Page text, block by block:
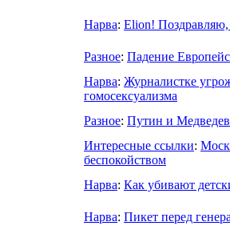
Нарва: Elion!
Разное: Падение
Нарва: Журналистке
гомосексуализма
Разное: Путин и
Интересные ссылки:
беспокойством
Нарва: Как убивают
Нарва: Пикет перед